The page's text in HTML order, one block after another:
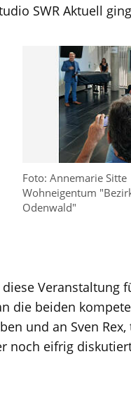
SWR Aktuell
Foto: Annemarie Sitte
Wohneigentum
Odenwald"
Veranstaltung
die beiden
und an Sven
noch eifrig